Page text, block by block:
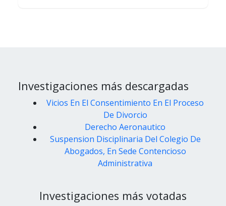
Investigaciones más descargadas
Vicios En El Consentimiento En El Proceso
De Divorcio
Derecho Aeronautico
Suspension Disciplinaria Del Colegio De
Abogados, En Sede Contencioso
Administrativa
Investigaciones más votadas